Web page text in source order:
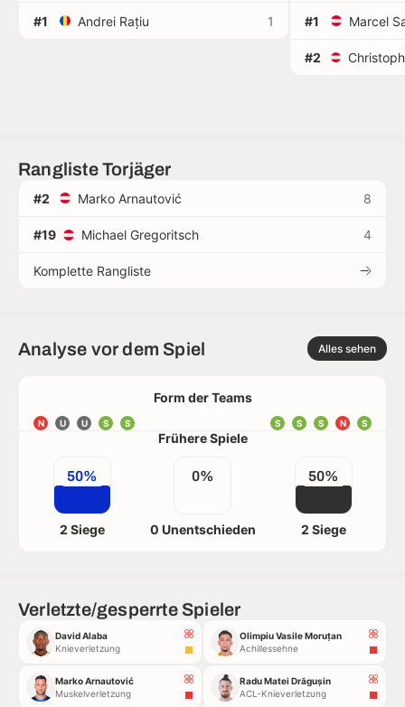
#1 Andrei Rațiu 1 #1 Marcel
#2
Rangliste Torjäger
#2 Marko Arnautović 8
#19 Michael Gregoritsch 4
Komplette Rangliste
Analyse vor dem Spiel Alles sehen
Form der Teams
N U U S S S
N
S
S
S
Frühere Spiele
50%
2 Siege
0%
0 Unentschieden
50%
2 Siege
Verletzte/gesperrte Spieler
David Alaba
Knieverletzung
Marko Arnautović
Muskelverletzung
Olimpiu Vasile Moruțan
Achillessehne
Radu Matei Drăgușin
ACL-Knieverletzung